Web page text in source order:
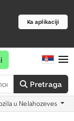
Ka aplikaciji
Pretraga
u Nelahozeves